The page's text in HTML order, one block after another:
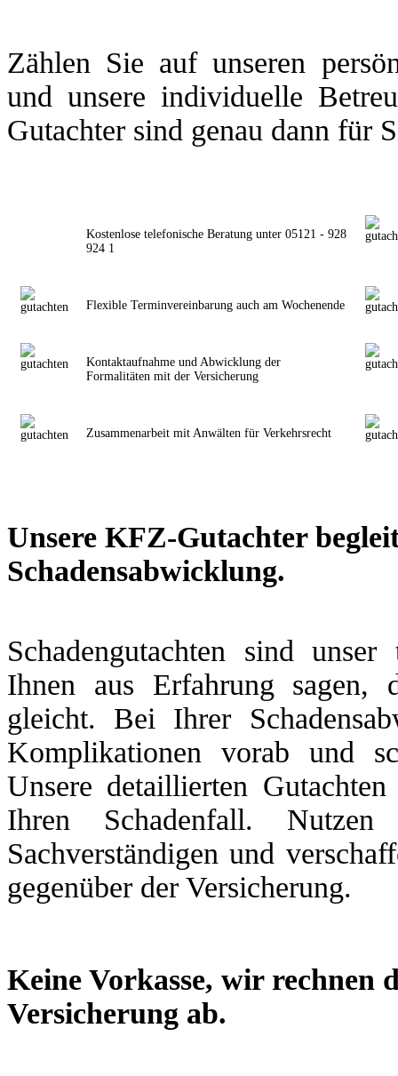
Zählen Sie auf unseren
und unsere individuelle
Gutachter sind genau dann für
Kostenlose telefonische Beratung unter 05121 - 928
924 1
Flexible Terminvereinbarung auch am Wochenende
Kontaktaufnahme und Abwicklung der
Formalitäten mit der Versicherung
Zusammenarbeit mit Anwälten für Verkehrsrecht
Unsere KFZ-Gutachter
Schadensabwicklung.
Schadengutachten sind
Ihnen aus Erfahrung sagen,
gleicht. Bei Ihrer
Komplikationen vorab und
Unsere detaillierten
Ihren Schadenfall.
Sachverständigen und
gegenüber der Versicherung.
Keine Vorkasse, wir rechnen
Versicherung ab.